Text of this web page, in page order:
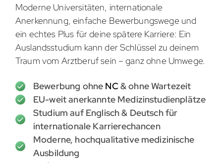
Moderne Universitäten, internationale
Anerkennung, einfache Bewerbungswege und
ein echtes Plus für deine spätere Karriere: Ein
Auslandsstudium kann der Schlüssel zu deinem
Traum vom Arztberuf sein – ganz ohne Umwege.
Bewerbung ohne NC& ohne Wartezeit
EU-weit anerkannte Medizinstudienplätze
Studium auf Englisch & Deutsch für
internationale Karrierechancen
Moderne, hochqualitative medizinische
Ausbildung